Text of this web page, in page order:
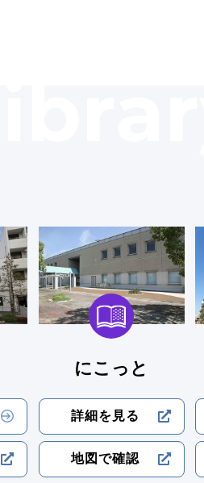
にこっと
詳細を見る
地図で確認